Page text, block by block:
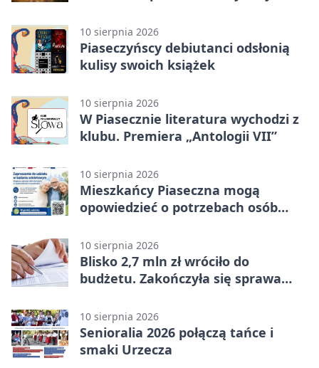
10 sierpnia 2026
Piaseczyńscy debiutanci odsłonią
kulisy swoich książek
10 sierpnia 2026
W Piasecznie literatura wychodzi z
klubu. Premiera „Antologii VII”
10 sierpnia 2026
Mieszkańcy Piaseczna mogą
opowiedzieć o potrzebach osób
10 sierpnia 2026
Blisko 2,7 mln zł wróciło do
budżetu. Zakończyła się sprawa
10 sierpnia 2026
Senioralia 2026 połączą tańce i
smaki Urzecza